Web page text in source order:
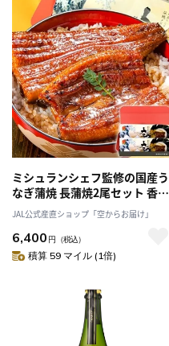
ミシュランシェフ監修の国産う
なぎ蒲焼 長蒲焼2尾セット 香ば
しく、ふっくら「大五うなぎ工
房」「大五通商株式会社」
JAL公式産直ショップ「空からお届け」
6,400 円 （税込）
積算 59 マイル (1倍)